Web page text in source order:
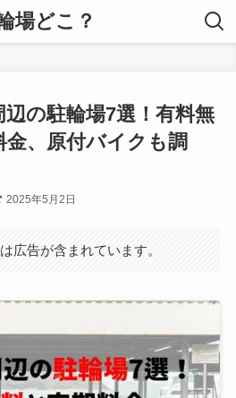
場どこ？
辺の駐輪場7選！有料無
金、原付バイクも調
2025年5月2日
広告が含まれています。